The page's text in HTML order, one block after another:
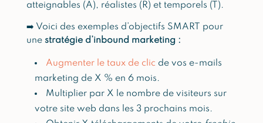
atteignables (A), réalistes (R) et temporels (T).
➡️ Voici des exemples d’objectifs SMART pour
une stratégie d’inbound marketing :
Augmenter le taux de clic de vos e-mails
marketing de X % en 6 mois.
Multiplier par X le nombre de visiteurs sur
votre site web dans les 3 prochains mois.